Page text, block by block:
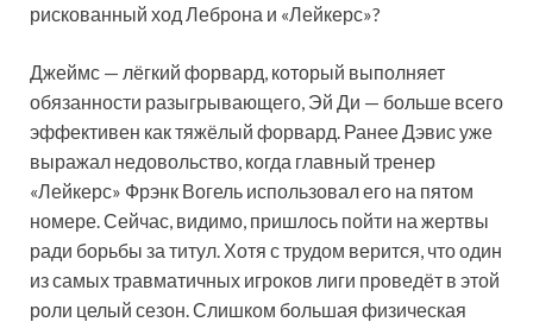
рискованный ход Леброна и «Лейкерс»?
Джеймс — лёгкий форвард, который выполняет
обязанности разыгрывающего, Эй Ди — больше всего
эффективен как тяжёлый форвард. Ранее Дэвис уже
выражал недовольство, когда главный тренер
«Лейкерс» Фрэнк Вогель использовал его на пятом
номере. Сейчас, видимо, пришлось пойти на жертвы
ради борьбы за титул. Хотя с трудом верится, что один
из самых травматичных игроков лиги проведёт в этой
роли целый сезон. Слишком большая физическая